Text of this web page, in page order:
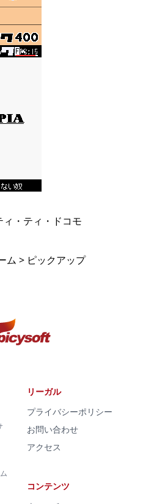
・ティ・ドコモ
ム > ピックアップ
リーガル
プライバシーポリシー
お問い合わせ
アクセス
コンテンツ